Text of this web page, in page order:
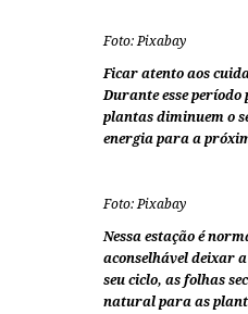
Foto: Pixabay
Ficar atento aos
Durante esse período
plantas diminuem o
energia para a
Foto: Pixabay
Nessa estação é
aconselhável deixar
seu ciclo, as folhas
natural para as